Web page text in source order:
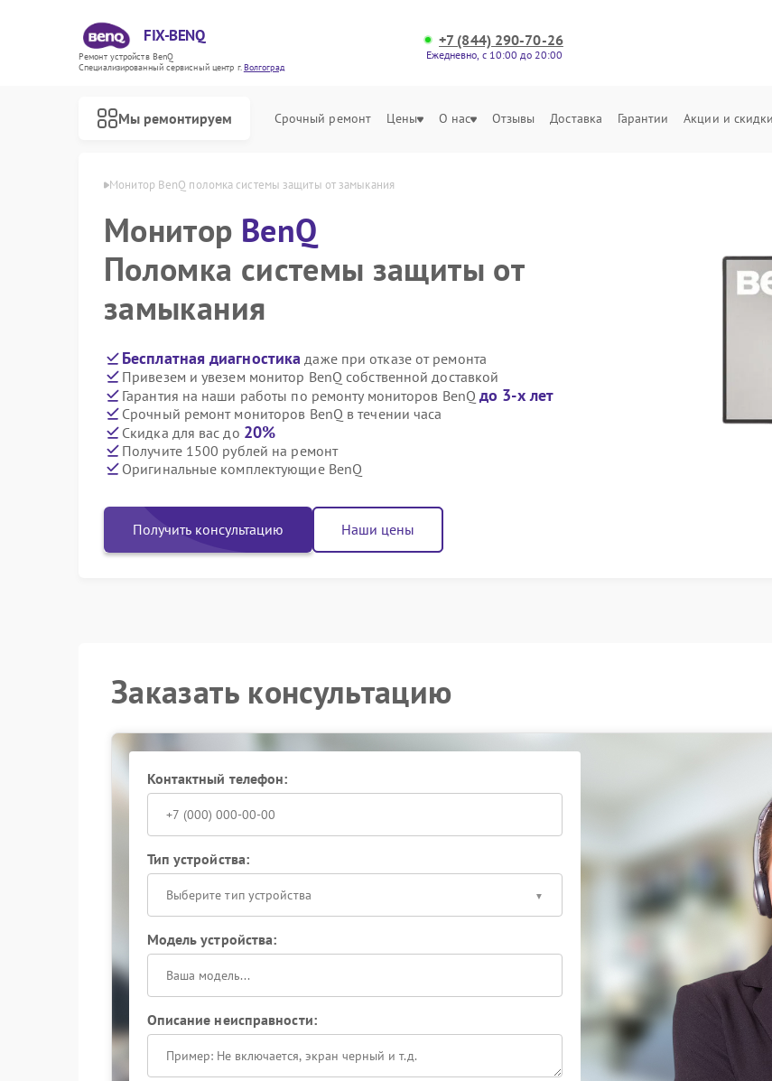
FIX-BENQ
Ремонт устройств BenQ
Специализированный cервисный центр г.Волгоград
+7 (844) 290-70-26
Ежедневно, с 10:00 до 20:00
Мы ремонтируем Срочный ремонт Цены О нас Отзывы Доставка Гарантии Акции и скидки
в Волгограде Монитор BenQ поломка системы защиты от замыкания
Монитор BenQ
Поломка системы защиты от
замыкания
Бесплатная диагностика даже при отказе от ремонта
Привезем и увезем монитор BenQ собственной доставкой
Гарантия на наши работы по ремонту мониторов BenQ до 3-х лет
Срочный ремонт мониторов BenQ в течении часа
Скидка для вас до 20%
Получите 1500 рублей на ремонт
Оригинальные комплектующие BenQ
Получить консультацию Наши цены
Заказать консультацию
Контактный телефон:
Тип устройства:
Выберите тип устройства
Модель устройства:
Описание неисправности: